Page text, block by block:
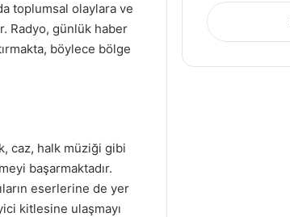
toplumsal olaylara ve
Radyo, günlük haber
böylece bölge
caz, halk müziği gibi
başarmaktadır.
eserlerine de yer
kitlesine ulaşmayı